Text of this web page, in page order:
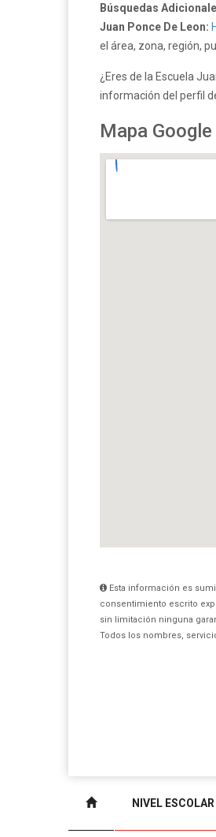
Búsquedas
Juan Ponce De Leon:
el área, zona, región,
¿Eres de la Escuela
información del perfil
Mapa Google
Esta información es
consentimiento escrito
sin limitación ninguna
Todos los nombres,
NIVEL ESCOLAR